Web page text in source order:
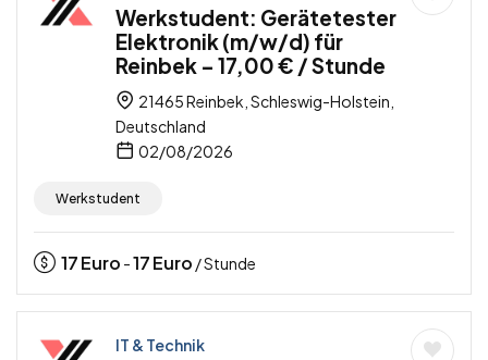
Werkstudent: Gerätetester
Elektronik (m/w/d) für
Reinbek – 17,00 € / Stunde
21465 Reinbek, Schleswig-Holstein,
Deutschland
02/08/2026
Werkstudent
17Euro -17Euro / Stunde
IT & Technik